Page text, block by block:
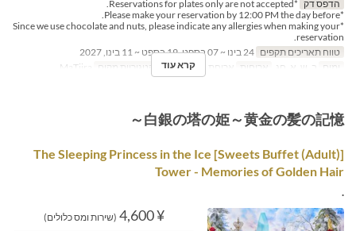
הדפס דק *Reservations for plates only are not accepted.
*Please make your reservation by 12:00 PM the day before.
*Since we use chocolate and nuts, please indicate any allergies when making your
reservation.
טווח תאריכים תקפים
ימים
ב, ש, א, חג ארוחות ארוחת צהריים, תה קטגוריית מקום קרא עוד
白銀の塔の姫～黄金の髪の記憶～
[Sweets Buffet (Adult)] The Sleeping Princess in the Ice
Tower - Memories of Golden Hair
.
¥ 4,600 (שירות ומס כלולים)